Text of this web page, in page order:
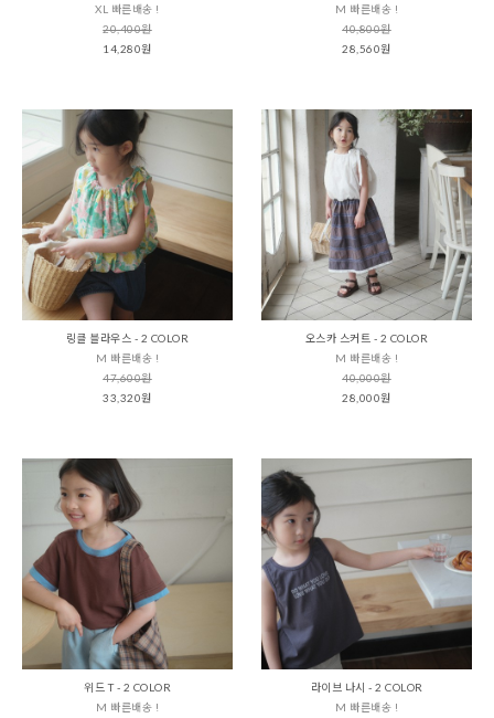
XL 빠른배송 !
20,400원
14,280원
M 빠른배송 !
40,800원
28,560원
링클 블라우스 - 2 COLOR
M 빠른배송 !
47,600원
33,320원
오스카 스커트 - 2 COLOR
M 빠른배송 !
40,000원
28,000원
위드 T - 2 COLOR
M 빠른배송 !
라이브 나시 - 2 COLOR
M 빠른배송 !